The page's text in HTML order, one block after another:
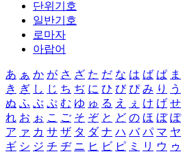
단위기호
일반기호
로마자
아랍어
あ ぁ か が さ ざ た だ な は ば ぱ ま
き ぎ し じ ち ぢ に ひ び ぴ み り う
ぬ ふ ぶ ぷ む ゆ ゅ る え ぇ け げ せ
れ お ぉ こ ご そ ぞ と ど の ほ ぼ ぽ
ア ァ カ サ ザ タ ダ ナ ハ バ パ マ ヤ
ギ シ ジ チ ヂ ニ ヒ ビ ピ ミ リ ウ ゥ